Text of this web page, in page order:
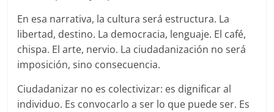
En esa narrativa, la cultura será estructura. La
libertad, destino. La democracia, lenguaje. El café,
chispa. El arte, nervio. La ciudadanización no será
imposición, sino consecuencia.
Ciudadanizar no es colectivizar: es dignificar al
individuo. Es convocarlo a ser lo que puede ser. Es